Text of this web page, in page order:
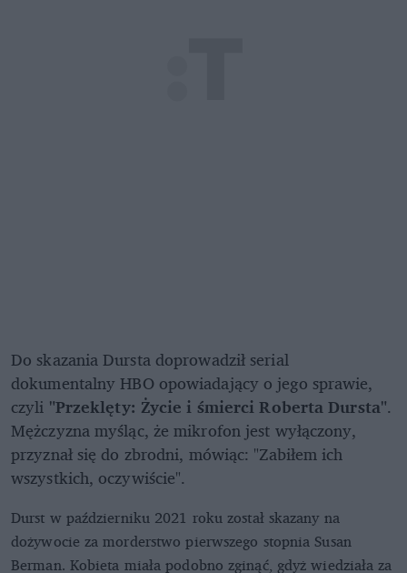
Do skazania Dursta doprowadził serial
dokumentalny HBO opowiadający o jego sprawie,
czyli "Przeklęty: Życie i śmierci Roberta Dursta".
Mężczyzna myśląc, że mikrofon jest wyłączony,
przyznał się do zbrodni, mówiąc: "Zabiłem ich
wszystkich, oczywiście".
Durst w październiku 2021 roku został skazany na
dożywocie za morderstwo pierwszego stopnia Susan
Berman. Kobieta miała podobno zginąć, gdyż wiedziała za